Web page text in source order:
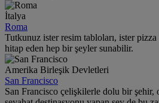
İtalya
Roma
Tutkunuz ister resim tabloları, ister
hitap eden hep bir şeyler sunabilir.
Amerika Birleşik Devletleri
San Francisco
San Francisco çelişkilerle dolu bir